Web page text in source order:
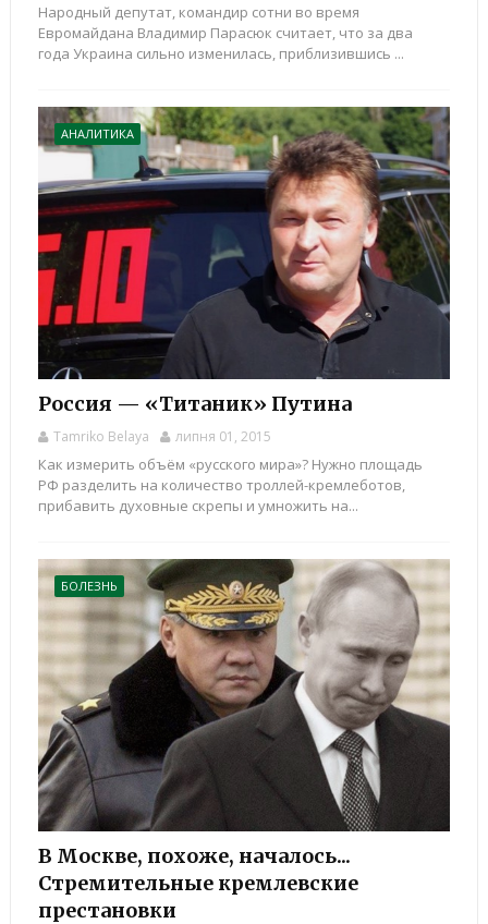
Народный депутат, командир сотни во время
Евромайдана Владимир Парасюк считает, что за два
года Украина сильно изменилась, приблизившись ...
АНАЛИТИКА
Россия — «Титаник» Путина
Tamriko Belaya липня 01, 2015
Как измерить объём «русского мира»? Нужно площадь
РФ разделить на количество троллей-кремлеботов,
прибавить духовные скрепы и умножить на...
БОЛЕЗНЬ
В Москве, похоже, началось...
Стремительные кремлевские
престановки